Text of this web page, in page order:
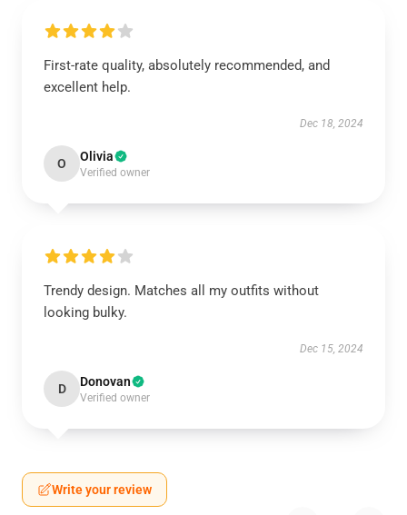
First-rate quality, absolutely recommended, and
excellent help.
Dec 18, 2024
O Olivia
Verified owner
Trendy design. Matches all my outfits without
looking bulky.
Dec 15, 2024
D Donovan
Verified owner
Write your review